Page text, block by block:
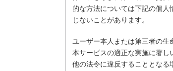
的な方法については下記の個
じないことがあります。
ユーザー本人または第三者の
本サービスの適正な実施に著し
他の法令に違反することとなる